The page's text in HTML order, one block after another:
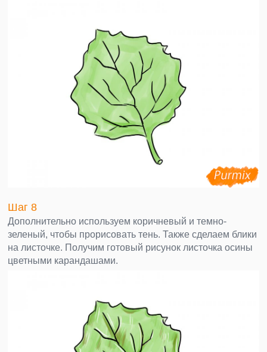
Шаг 8
Дополнительно используем коричневый и темно-
зеленый, чтобы прорисовать тень. Также сделаем блики
на листочке. Получим готовый рисунок листочка осины
цветными карандашами.